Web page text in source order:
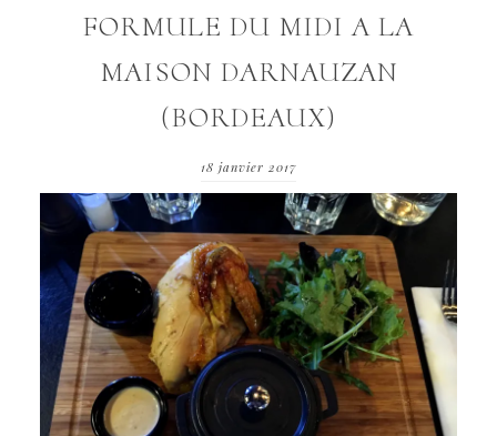
FORMULE DU MIDI A LA
MAISON DARNAUZAN
(BORDEAUX)
18 janvier 2017